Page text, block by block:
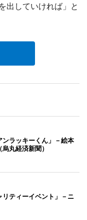
出していければ」と
ラッキーくん」－絵本
丸経済新聞）
ティーイベント」－ニ